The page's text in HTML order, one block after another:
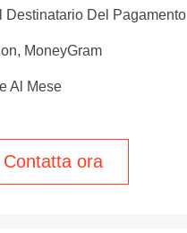
Destinatario Del Pagamento
MoneyGram
Al Mese
Contatta ora